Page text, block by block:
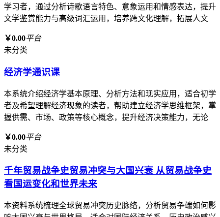
学习者，通过分析诗歌语言特色、意象运用和情感表达，提升
文学鉴赏能力与高级词汇运用，培养跨文化理解，拓展人文
￥0.00平台
未分类
经济学通识课
本系统介绍经济学基本原理、分析方法和现实应用，适合初学
者及希望理解经济现象的读者，帮助建立经济学思维框架，掌
握供需、市场、政策等核心概念，提升经济决策能力，无论
￥0.00平台
未分类
千年贸易战争史贸易冲突与大国兴衰 从贸易战争史
看国运变化和世界未来
本资料系统梳理全球贸易冲突历史脉络，分析贸易争端如何影